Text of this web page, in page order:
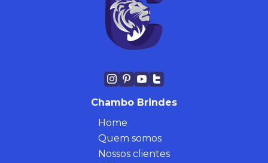
Chambo Brindes
Home
Quem somos
Nossos clientes